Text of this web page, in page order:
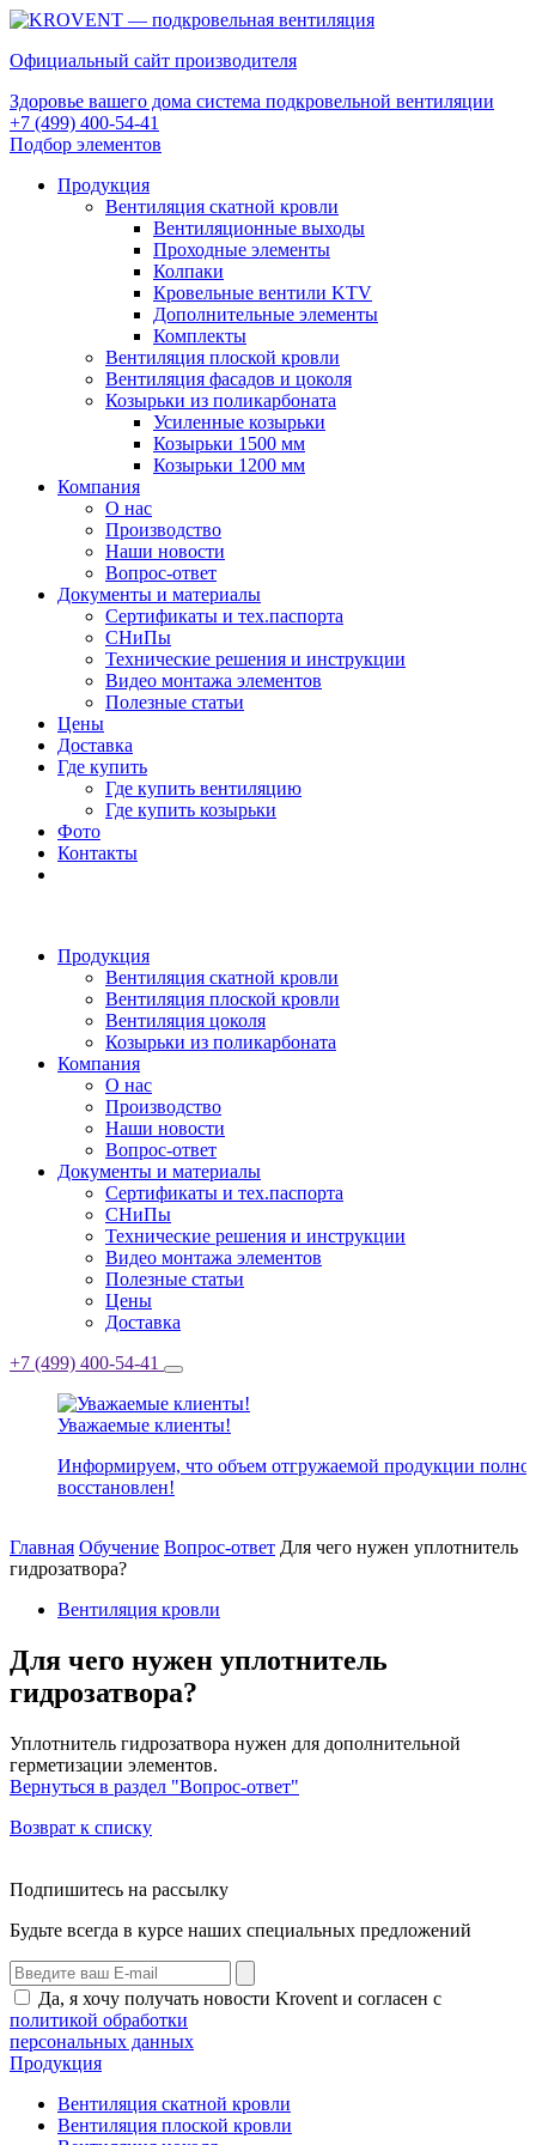
Официальный сайт производителя
Здоровье вашего дома система подкровельной вентиляции
+7 (499) 400-54-41
Подбор элементов
Продукция
Вентиляция скатной кровли
Вентиляционные выходы
Проходные элементы
Колпаки
Кровельные вентили KTV
Дополнительные элементы
Комплекты
Вентиляция плоской кровли
Вентиляция фасадов и цоколя
Козырьки из поликарбоната
Усиленные козырьки
Козырьки 1500 мм
Козырьки 1200 мм
Компания
О нас
Производство
Наши новости
Вопрос-ответ
Документы и материалы
Сертификаты и тех.паспорта
СНиПы
Технические решения и инструкции
Видео монтажа элементов
Полезные статьи
Цены
Доставка
Где купить
Где купить вентиляцию
Где купить козырьки
Фото
Контакты
Продукция
Вентиляция скатной кровли
Вентиляция плоской кровли
Вентиляция цоколя
Козырьки из поликарбоната
Компания
О нас
Производство
Наши новости
Вопрос-ответ
Документы и материалы
Сертификаты и тех.паспорта
СНиПы
Технические решения и инструкции
Видео монтажа элементов
Полезные статьи
Цены
Доставка
+7 (499) 400-54-41
Уважаемые клиенты!
Информируем, что объем отгружаемой продукции
восстановлен!
Главная Обучение Вопрос-ответ Для чего нужен уплотнитель
гидрозатвора?
Вентиляция кровли
Для чего нужен уплотнитель
гидрозатвора?
Уплотнитель гидрозатвора нужен для дополнительной
герметизации элементов.
Вернуться в раздел "Вопрос-ответ"
Возврат к списку
Подпишитесь на рассылку
Будьте всегда в курсе наших специальных предложений
Да, я хочу получать новости Krovent и согласен с
политикой обработки
персональных данных
Продукция
Вентиляция скатной кровли
Вентиляция плоской кровли